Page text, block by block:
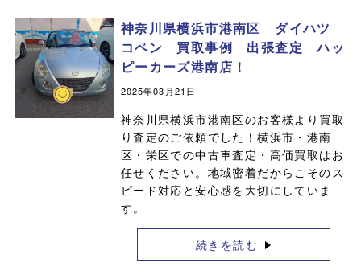
神奈川県横浜市港南区 ダイハツ
コペン 買取事例 出張査定 ハッ
ピーカーズ港南店！
2025年03月21日
神奈川県横浜市港南区のお客様より買取
り査定のご依頼でした！横浜市・港南
区・栄区での中古車査定・高価買取はお
任せください。地域密着だからこそのス
ピード対応と安心感を大切にしていま
す。
続きを読む